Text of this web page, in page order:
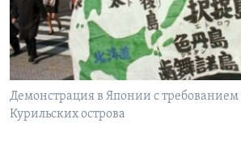
Learning English
СОЦИАЛЬНЫЕ СЕТИ
Демонстрация в Японии с требованием
Курильских острова